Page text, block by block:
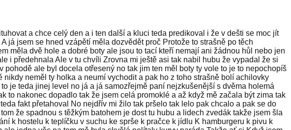
a chce celý den a i ten další a kluci teda predikoval i že v dešti se moc jít
já jsem se hned vzápětí měla dozvědět proč Protože to strašně po těch
měla dvě hole a dobré boty ale jsou to tací kteří nemají ani žádnou hůl nebo jen
i předehnala Ale v tu chvíli Zrovna mi ještě asi tak nabil hubu že vypadal že si
ale byl docela otřesený no tak jim ten měl boty ty vole to je to nepochopíš
neměl ty holka a neumí vychodit a pak ho z toho strašně bolí achilovky
je teda jinej level no já a já samozřejmě paní nejzkušenější s dvěma holemá
to nakonec dopadlo tak že jsem celá promoklé a až když mě začala být zima tak
fakt přetahoval No nejdřív mi žilo tak pršelo tak lelo pak chcalo a pak se do
že spadnou s těžkým batohem je dost tu hubu a lidech zvedák takže jsem šla
k hostelu k teplíčku v suchu ke sprše k pračce k jídlu K hamburgeru k pivu k